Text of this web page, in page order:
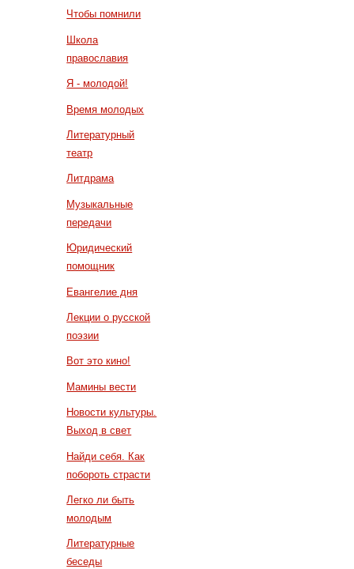
Чтобы помнили
Школа
православия
Я - молодой!
Время молодых
Литературный
театр
Литдрама
Музыкальные
передачи
Юридический
помощник
Евангелие дня
Лекции о русской
поэзии
Вот это кино!
Мамины вести
Новости культуры.
Выход в свет
Найди себя. Как
побороть страсти
Легко ли быть
молодым
Литературные
беседы